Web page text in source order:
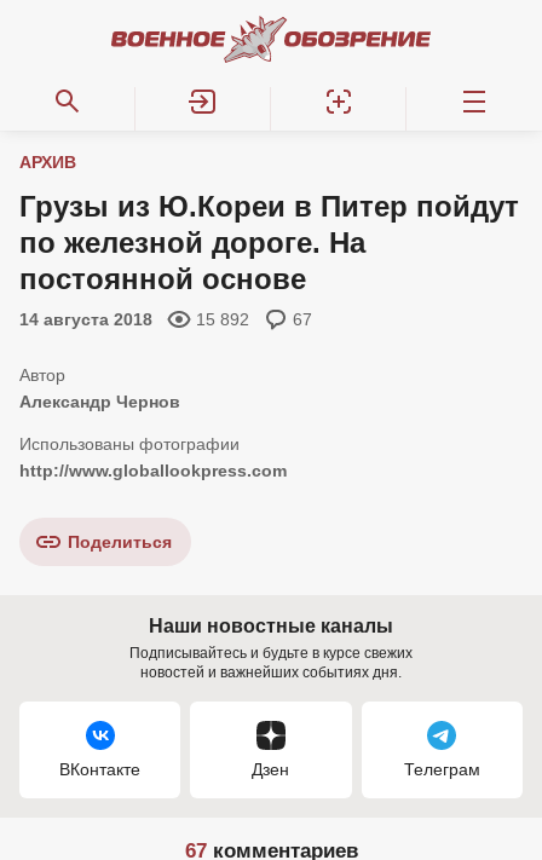
АРХИВ
Грузы из Ю.Кореи в Питер пойдут
по железной дороге. На
постоянной основе
14 августа 2018 15 892 67
Александр Чернов
http://www.globallookpress.com
Поделиться
Наши новостные каналы
Подписывайтесь и будьте в курсе свежих
новостей и важнейших событиях дня.
ВКонтакте Дзен Телеграм
67комментариев